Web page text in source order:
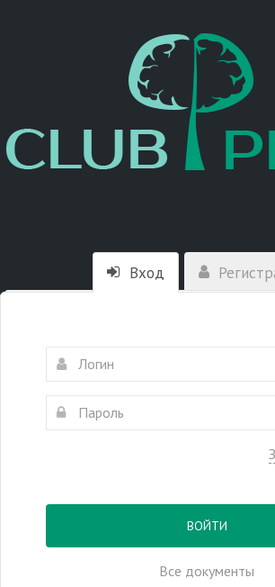
Вход
ВОЙТИ
Все документы